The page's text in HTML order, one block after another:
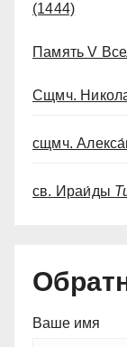
(1444)
Память V
Сщмч.
сщмч.
св. Ираи́ды
Ваше имя